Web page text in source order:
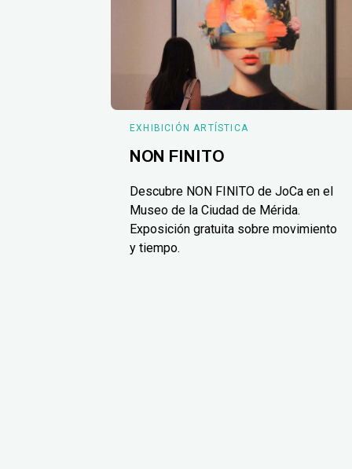
EXHIBICIÓN ARTÍSTICA
NON FINITO
Descubre NON FINITO de JoCa en el
Museo de la Ciudad de Mérida.
Exposición gratuita sobre movimiento
y tiempo.